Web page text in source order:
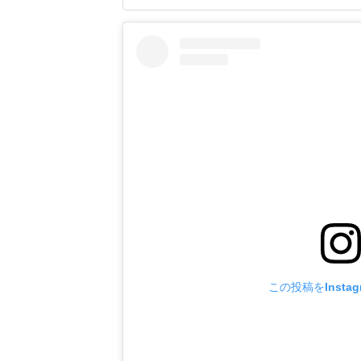
この投稿を